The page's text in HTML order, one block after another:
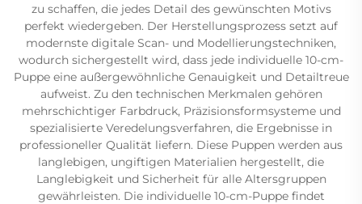
zu schaffen, die jedes Detail des gewünschten Motivs
perfekt wiedergeben. Der Herstellungsprozess setzt auf
modernste digitale Scan- und Modellierungstechniken,
wodurch sichergestellt wird, dass jede individuelle 10-cm-
Puppe eine außergewöhnliche Genauigkeit und Detailtreue
aufweist. Zu den technischen Merkmalen gehören
mehrschichtiger Farbdruck, Präzisionsformsysteme und
spezialisierte Veredelungsverfahren, die Ergebnisse in
professioneller Qualität liefern. Diese Puppen werden aus
langlebigen, ungiftigen Materialien hergestellt, die
Langlebigkeit und Sicherheit für alle Altersgruppen
gewährleisten. Die individuelle 10-cm-Puppe findet